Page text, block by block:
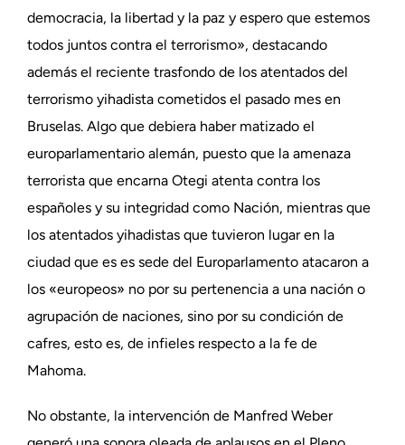
democracia, la libertad y la paz y espero que estemos
todos juntos contra el terrorismo», destacando
además el reciente trasfondo de los atentados del
terrorismo yihadista cometidos el pasado mes en
Bruselas. Algo que debiera haber matizado el
europarlamentario alemán, puesto que la amenaza
terrorista que encarna Otegi atenta contra los
españoles y su integridad como Nación, mientras que
los atentados yihadistas que tuvieron lugar en la
ciudad que es es sede del Europarlamento atacaron a
los «europeos» no por su pertenencia a una nación o
agrupación de naciones, sino por su condición de
cafres, esto es, de infieles respecto a la fe de
Mahoma.
No obstante, la intervención de Manfred Weber